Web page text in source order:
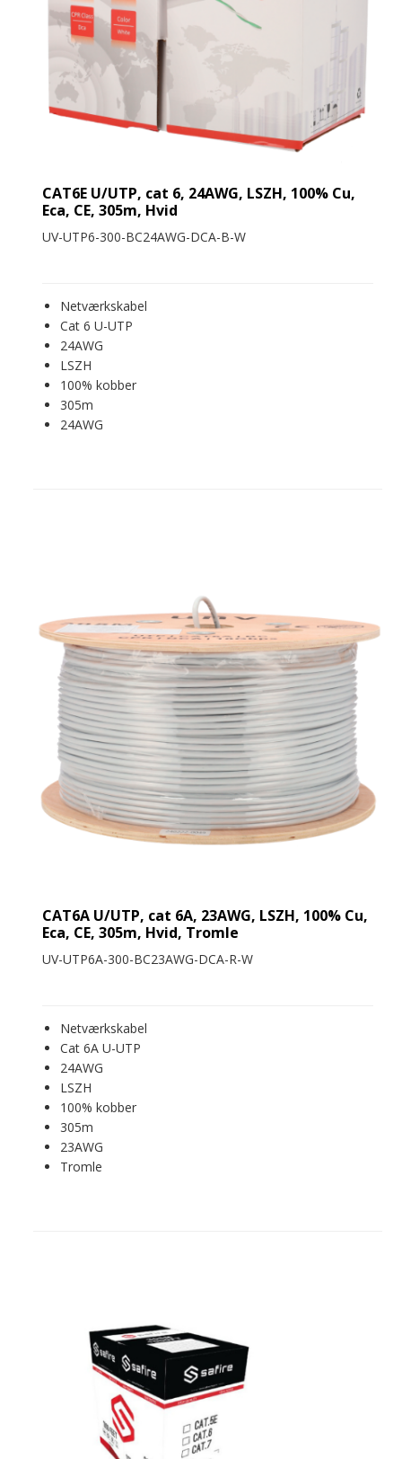
CAT6E U/UTP, cat 6, 24AWG, LSZH, 100% Cu,
Eca, CE, 305m, Hvid
UV-UTP6-300-BC24AWG-DCA-B-W
Netværkskabel
Cat 6 U-UTP
24AWG
LSZH
100% kobber
305m
24AWG
CAT6A U/UTP, cat 6A, 23AWG, LSZH, 100% Cu,
Eca, CE, 305m, Hvid, Tromle
UV-UTP6A-300-BC23AWG-DCA-R-W
Netværkskabel
Cat 6A U-UTP
24AWG
LSZH
100% kobber
305m
23AWG
Tromle